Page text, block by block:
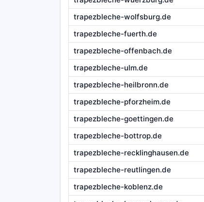
trapezbleche-wolfsburg.de
trapezbleche-fuerth.de
trapezbleche-offenbach.de
trapezbleche-ulm.de
trapezbleche-heilbronn.de
trapezbleche-pforzheim.de
trapezbleche-goettingen.de
trapezbleche-bottrop.de
trapezbleche-recklinghausen.de
trapezbleche-reutlingen.de
trapezbleche-koblenz.de